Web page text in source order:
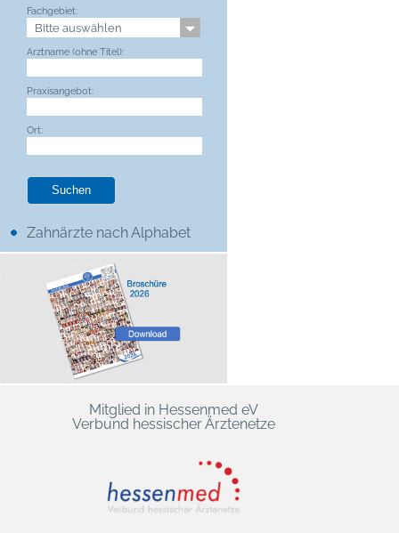
Fachgebiet:
Arztname (ohne Titel):
Praxisangebot:
Ort:
Zahnärzte nach Alphabet
Mitglied in Hessenmed eV
Verbund hessischer Ärztenetze